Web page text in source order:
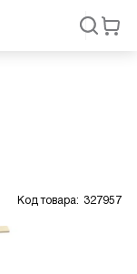
Код товара: 327957